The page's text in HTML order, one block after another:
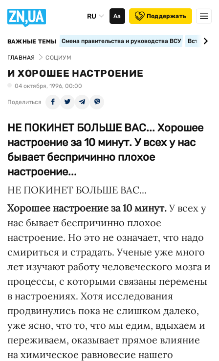
RU Аа Поддержать
ВАЖНЫЕ ТЕМЫ Смена правительства и руководства ВСУ
ГЛАВНАЯ СОЦИУМ
И ХОРОШЕЕ НАСТРОЕНИЕ
04 октября, 1996, 00:00
Поделиться
НЕ ПОКИНЕТ БОЛЬШЕ ВАС... Хорошее
настроение за 10 минут. У всех у нас
бывает беспричинно плохое
настроение...
НЕ ПОКИНЕТ БОЛЬШЕ ВАС...
Хорошее настроение за 10 минут. У всех у
нас бывает беспричинно плохое
настроение. Но это не означает, что надо
смириться и страдать. Ученые уже много
лет изучают работу человеческого мозга и
процессы, с которыми связаны перемены
в настроениях. Хотя исследования
продвинулись пока не слишком далеко,
уже ясно, что то, что мы едим, вдыхаем и
переживаем, оказывает прямое влияние
на химическое равновесие нашего